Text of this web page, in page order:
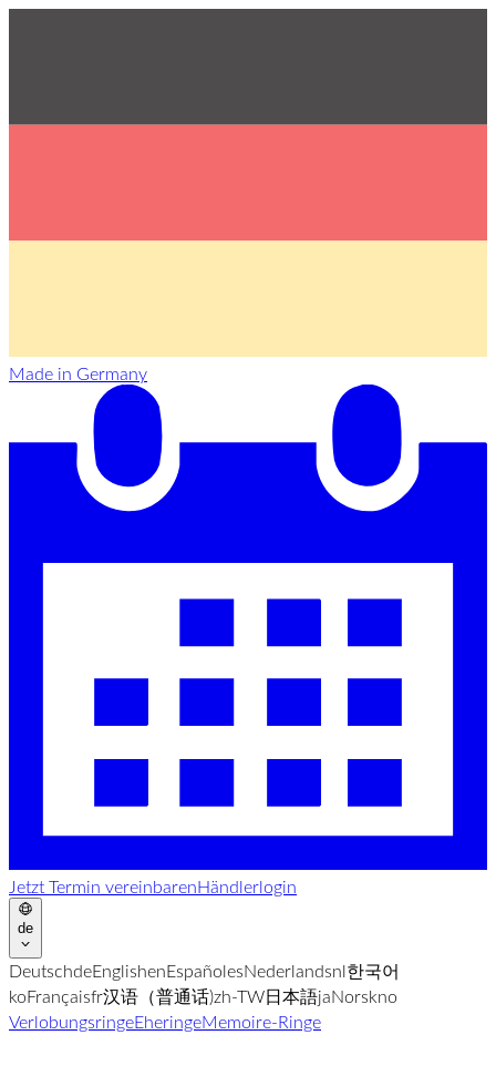
Made in Germany
Jetzt Termin vereinbarenHändlerlogin
de
DeutschdeEnglishenEspañolesNederlandsnl한국어
koFrançaisfr汉语（普通话)zh-TW日本語jaNorskno
VerlobungsringeEheringeMemoire-Ringe